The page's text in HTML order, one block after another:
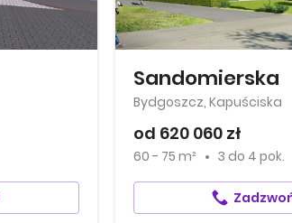
Sandomierska
Bydgoszcz, Kapuściska
od 620 060 zł
60 - 75 m² 3 do 4 pok.